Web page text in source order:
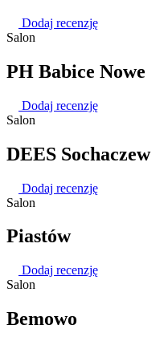
Dodaj recenzję
Salon
PH Babice Nowe
Dodaj recenzję
Salon
DEES Sochaczew
Dodaj recenzję
Salon
Piastów
Dodaj recenzję
Salon
Bemowo